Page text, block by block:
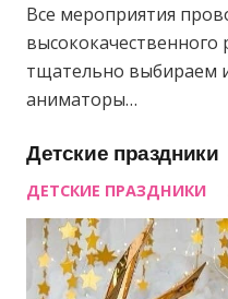
Все мероприятия
тщательно выбираем
аниматоры…
Детские праздники
ДЕТСКИЕ ПРАЗДНИКИ